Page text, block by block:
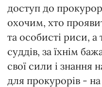
доступ до
охочим, хто
та особисті риси,
суддів, за їхнім
свої сили і знання
для прокурорів - на